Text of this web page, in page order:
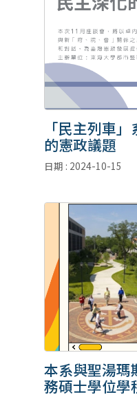
「民主列車
的憲政議題
日期 : 2024-10-15
本系與聖湯瑪
務碩士學位學